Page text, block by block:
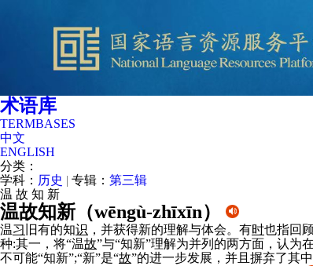
术语库
TERMBASES
中文
ENGLISH
分类：
学科： 历史 | 专辑： 第三辑
温 故 知 新
温故知新（wēngù-zhīxīn）
温习 旧有的知识 ，并获得新的理解与体会。有时也指回
种:其一，将“温故”与“知新”理解为并列的两方面，认为
不可能“知新”;“新”是“故”的进一步发展，并且摒弃了其